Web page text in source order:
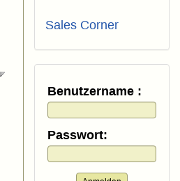
Sales Corner
Benutzername :
Passwort: